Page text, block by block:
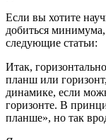
Если вы хотите
добиться
следующие статьи:
Итак,
планш или
динамике, если
горизонте. В
планше», но так